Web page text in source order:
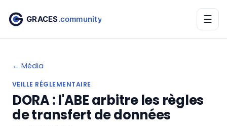
☰
← Média
VEILLE RÉGLEMENTAIRE
DORA : l'ABE arbitre les règles
de transfert de données